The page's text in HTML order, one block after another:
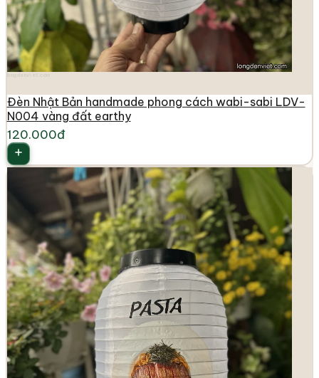
Đèn Nhật Bản handmade phong cách wabi-sabi LDV-
N004 vàng đất earthy
120.000đ